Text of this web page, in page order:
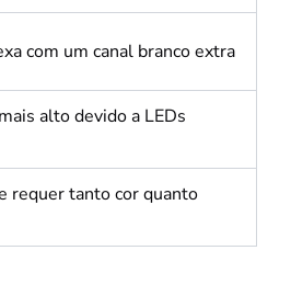
com um canal branco extra
alto devido a LEDs
requer tanto cor quanto